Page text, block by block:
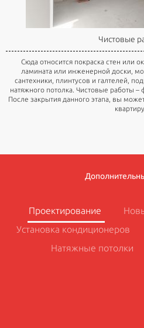
Чистовые
Сюда относится покраска стен или
ламината или инженерной доски,
сантехники, плинтусов и галтелей,
натяжного потолка. Чистовые работы
После закрытия данного этапа, вы
квартиру.
Проектирование
Установка кондиционеров
Натяжные потолки